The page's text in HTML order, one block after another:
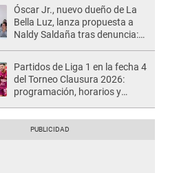
Óscar Jr., nuevo dueño de La
Bella Luz, lanza propuesta a
Naldy Saldaña tras denuncia:
Partidos de Liga 1 en la fecha 4
del Torneo Clausura 2026:
programación, horarios y